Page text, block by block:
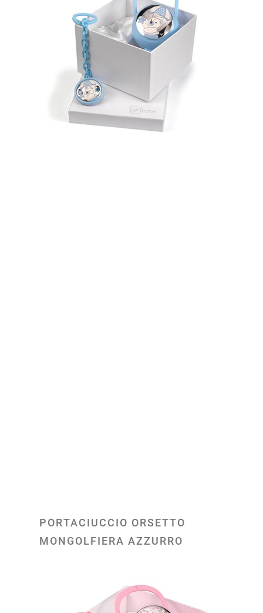
PORTACIUCCIO ORSETTO
MONGOLFIERA AZZURRO